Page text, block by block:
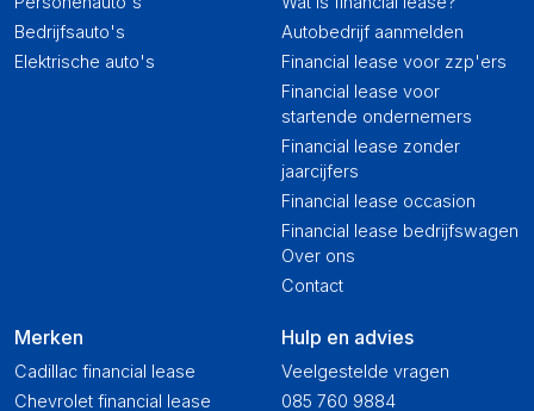
Bedrijfsauto's
Elektrische auto's
Merken
Cadillac financial lease
Chevrolet financial lease
Autobedrijf aanmelden
Financial lease voor zzp'ers
Financial lease voor
startende ondernemers
Financial lease zonder
jaarcijfers
Financial lease occasion
Financial lease bedrijfswagen
Over ons
Contact
Hulp en advies
Veelgestelde vragen
085 760 9884